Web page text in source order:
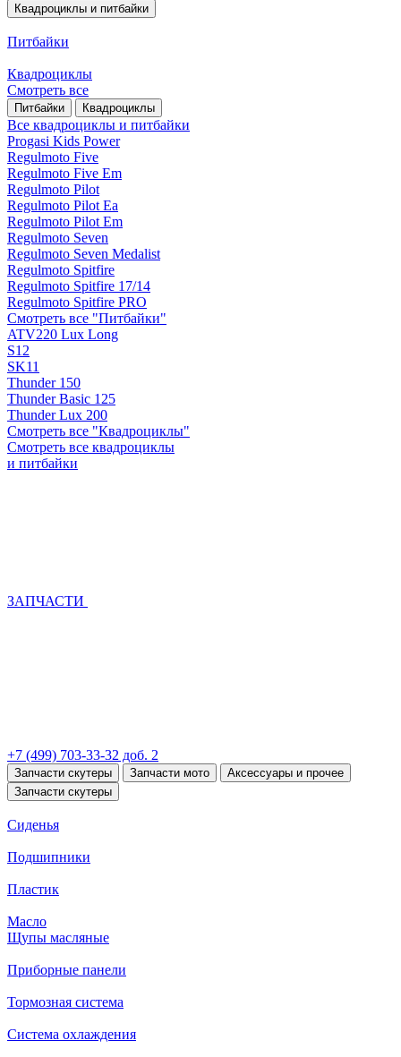
Квадроциклы и питбайки
Питбайки
Квадроциклы
Смотреть все
Питбайки Квадроциклы
Все квадроциклы и питбайки
Progasi Kids Power
Regulmoto Five
Regulmoto Five Em
Regulmoto Pilot
Regulmoto Pilot Ea
Regulmoto Pilot Em
Regulmoto Seven
Regulmoto Seven Medalist
Regulmoto Spitfire
Regulmoto Spitfire 17/14
Regulmoto Spitfire PRO
Смотреть все "Питбайки"
ATV220 Lux Long
S12
SK11
Thunder 150
Thunder Basic 125
Thunder Lux 200
Смотреть все "Квадроциклы"
Смотреть все квадроциклы
и питбайки
ЗАПЧАСТИ
+7 (499) 703-33-32 доб. 2
Запчасти скутеры Запчасти мото
Аксессуары и прочее
Запчасти скутеры
Сиденья
Подшипники
Пластик
Масло
Щупы масляные
Приборные панели
Тормозная система
Система охлаждения